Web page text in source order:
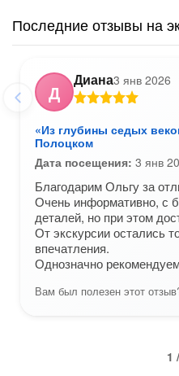
Последние отзывы на
Д
Диана3 янв 2026
«Из глубины седых
Полоцком
Дата посещения: 3 янв
Благодарим Ольгу за
Очень информативно, с
деталей, но при этом
От экскурсии остались
впечатления.
Однозначно
Вам был полезен этот
1